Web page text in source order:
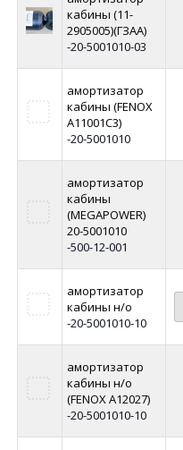
кабины (11-
2905005)(ГЗАА)
-20-5001010-03
амортизатор
кабины (FENOX
A11001C3)
-20-5001010
амортизатор
кабины
(MEGAPOWER)
20-5001010
-500-12-001
амортизатор
кабины н/о
-20-5001010-10
амортизатор
кабины н/о
(FENOX A12027)
-20-5001010-10